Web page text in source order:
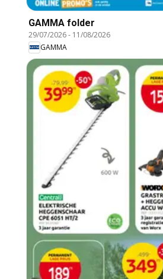
GAMMA folder
29/07/2026- 11/08/2026
GAMMA